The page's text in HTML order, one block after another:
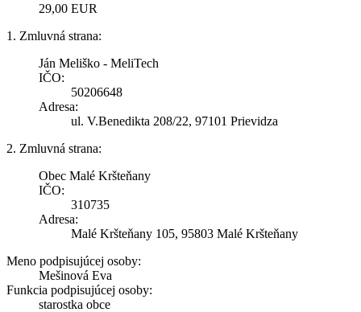
29,00 EUR
1. Zmluvná strana:
Ján Meliško - MeliTech
IČO:
50206648
Adresa:
ul. V.Benedikta 208/22, 97101 Prievidza
2. Zmluvná strana:
Obec Malé Kršteňany
IČO:
310735
Adresa:
Malé Kršteňany 105, 95803 Malé Kršteňany
Meno podpisujúcej osoby:
Mešinová Eva
Funkcia podpisujúcej osoby:
starostka obce